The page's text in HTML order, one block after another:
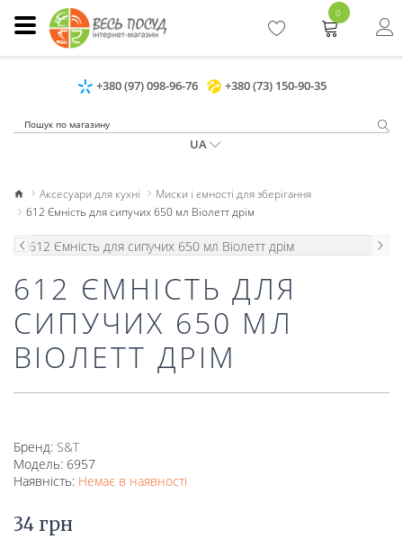
+380 (97) 098-96-76 +380 (73) 150-90-35
UA
0
Аксесуари для кухні
Миски і ємності для зберігання
612 Ємність для сипучих 650 мл Віолетт дрім
612 ЄМНІСТЬ ДЛЯ
СИПУЧИХ 650 МЛ
ВІОЛЕТТ ДРІМ
Бренд: S&T
Модель: 6957
Наявність: Немає в наявності
34 грн